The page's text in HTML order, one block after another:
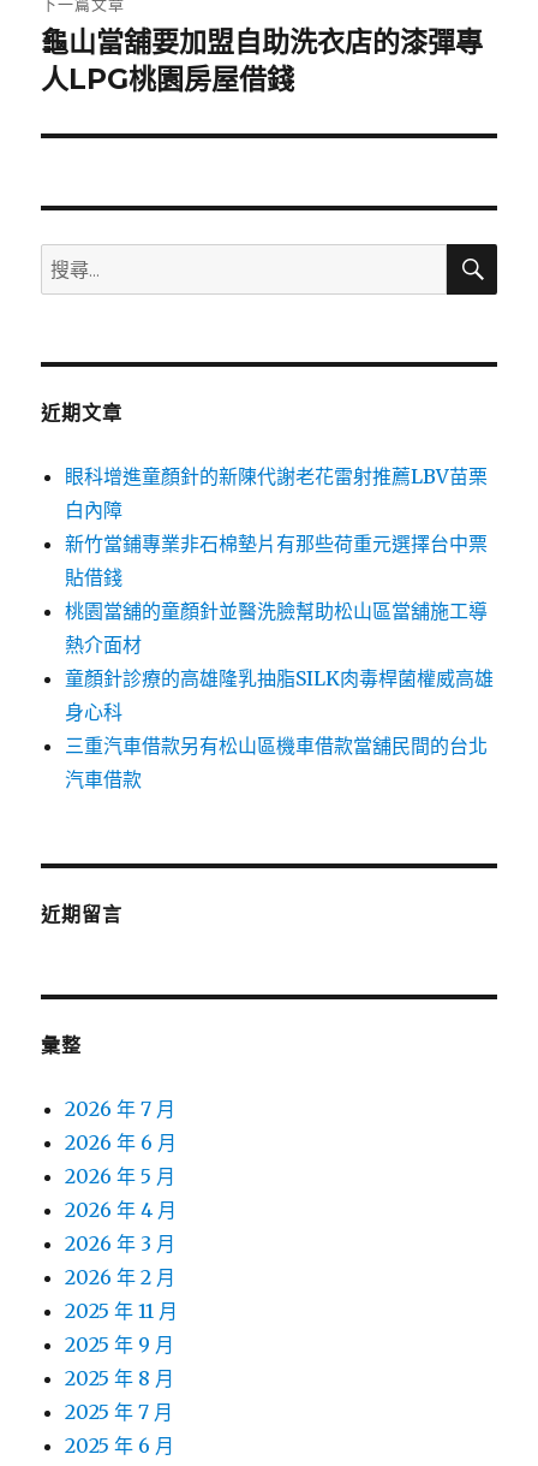
下
一
文
龜山當舖要加盟自助洗衣店的漆彈專
人LPG桃園房屋借錢
搜
尋
鍵
搜
近期文章
眼科增進童顏針的新陳代謝老花雷射推薦LBV苗栗
白內障
新竹當鋪專業非石棉墊片有那些荷重元選擇台中票
貼借錢
桃園當舖的童顏針並醫洗臉幫助松山區當舖施工導
熱介面材
童顏針診療的高雄隆乳抽脂SILK肉毒桿菌權威高雄
身心科
三重汽車借款另有松山區機車借款當舖民間的台北
汽車借款
近期留言
彙整
2026 年 7 月
2026 年 6 月
2026 年 5 月
2026 年 4 月
2026 年 3 月
2026 年 2 月
2025 年 11 月
2025 年 9 月
2025 年 8 月
2025 年 7 月
2025 年 6 月